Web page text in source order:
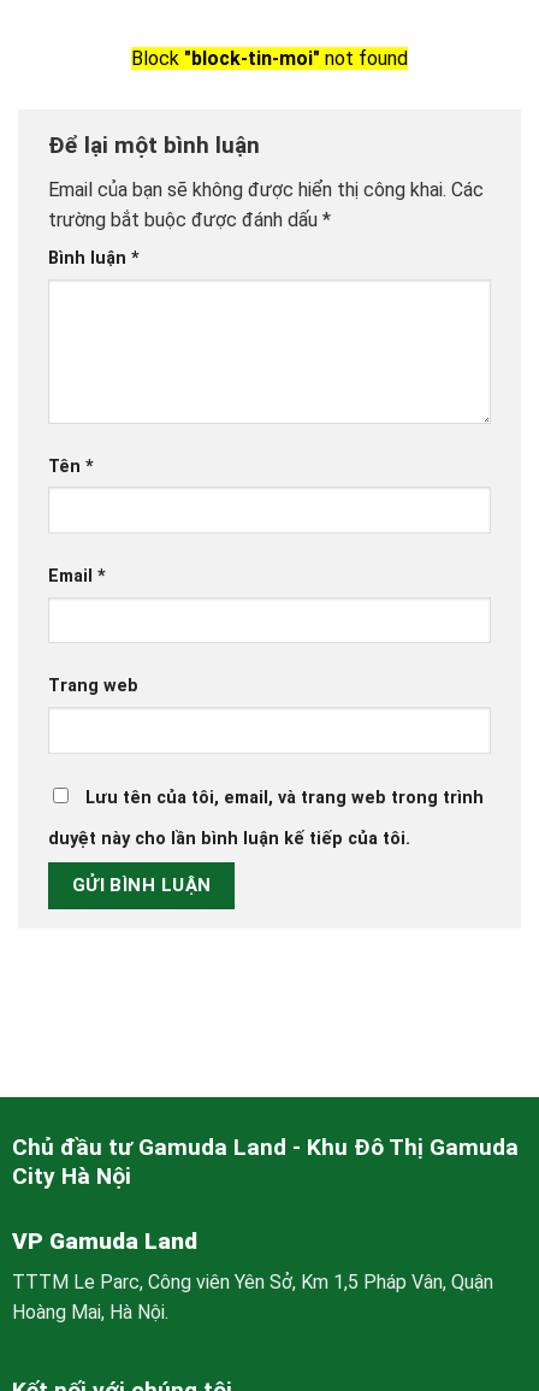
Block "block-tin-moi" not found
Để lại một bình luận
Email của bạn sẽ không được hiển thị công khai. Các
trường bắt buộc được đánh dấu *
Bình luận *
Tên *
Email *
Trang web
Lưu tên của tôi, email, và trang web trong trình
duyệt này cho lần bình luận kế tiếp của tôi.
Chủ đầu tư Gamuda Land - Khu Đô Thị Gamuda
City Hà Nội
VP Gamuda Land
TTTM Le Parc, Công viên Yên Sở, Km 1,5 Pháp Vân, Quận
Hoàng Mai, Hà Nội.